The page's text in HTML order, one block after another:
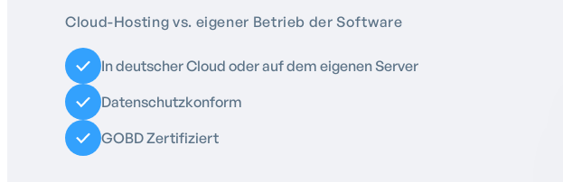
Cloud-Hosting vs. eigener Betrieb der Software
In deutscher Cloud oder auf dem eigenen Server
Datenschutzkonform
GOBD Zertifiziert